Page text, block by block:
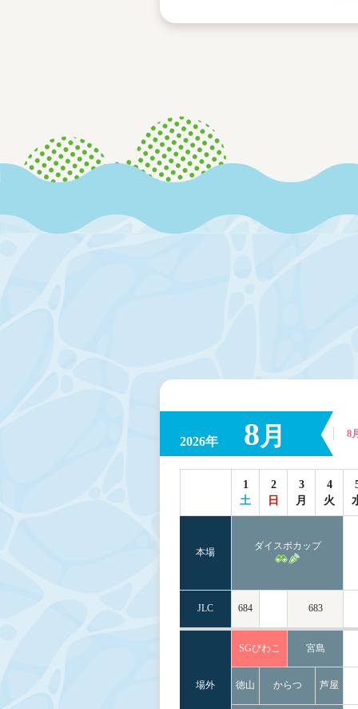
3階有料指定席の前売券の払戻
2026年 8月 8
1
土
2
日
3
月
4
火
本場
ダイスポカップ
JLC 684 683
場外
SGびわこ 宮島
徳山 からつ 芦屋